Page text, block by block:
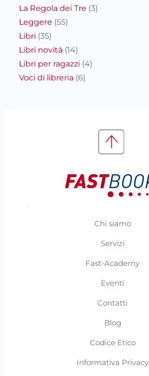
La Regola dei Tre (3)
Leggere (55)
Libri (35)
Libri novità (14)
Libri per ragazzi (4)
Voci di libreria (6)
Chi siamo
Servizi
Fast-Academy
Eventi
Contatti
Blog
Codice Etico
Informativa Privacy